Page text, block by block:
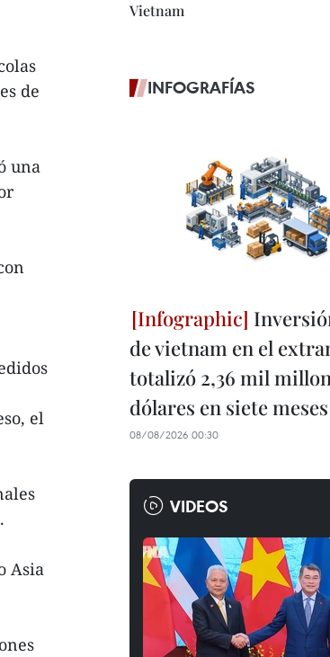
de
una
el
Asia
Vietnam
INFOGRAFÍAS
de vietnam en el
totalizó 2,36 mil
dólares en siete meses
08/08/2026 00:30
VIDEOS